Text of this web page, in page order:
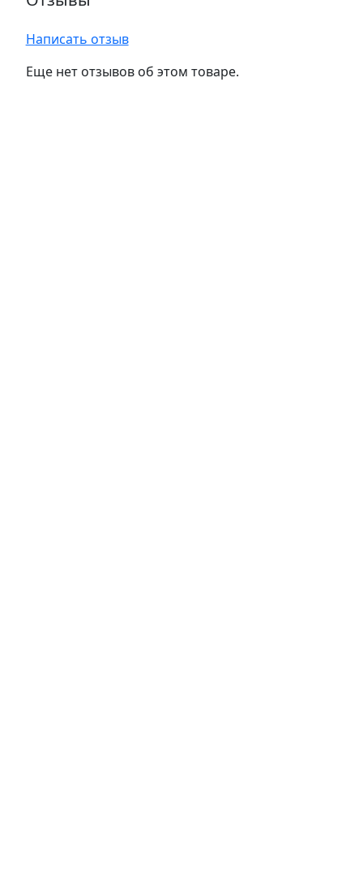
Написать отзыв
Еще нет отзывов об этом товаре.